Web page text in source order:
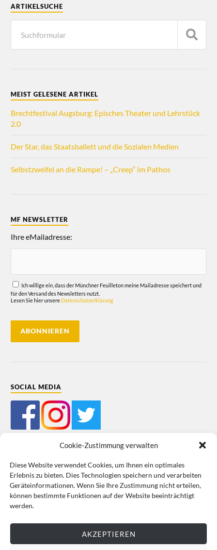
Cookie-Zustimmung verwalten
Diese Website verwendet Cookies, um Ihnen ein optimales
Erlebnis zu bieten. Dies Technologien speichern und verarbeiten
Geräteinformationen. Wenn Sie Ihre Zustimmung nicht erteilen,
können bestimmte Funktionen auf der Website beeinträchtigt
werden.
AKZEPTIEREN
ARTIKELSUCHE
MEIST GELESENE ARTIKEL
Brechtfestival Augsburg: Episches Theater und Lehrstück
2.0
Der Star, das Staatsballett und die Sozialen Medien
Selbstzweifel an die Rampe! – „Creep“ im Pathos
MF NEWSLETTER
Ihre eMailadresse:
Ich willige ein, dass der Münchner Feuilleton meine Mailadresse speichert und
für den Versand des Newsletters nutzt.
Lesen Sie hier unsere Datenschutzerklärung
SOCIAL MEDIA
Mein Bestellkonto Kundeninformationen Datenschutz
Cookie-Richtlinie (EU) Impressum
VERTRAG WIDERRUFEN